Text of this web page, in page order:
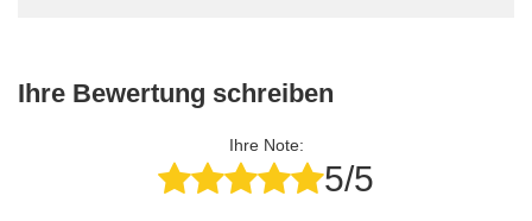
Ihre Bewertung schreiben
Ihre Note:
5/5